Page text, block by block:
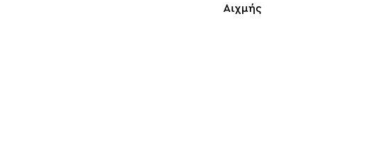
Αιχμής